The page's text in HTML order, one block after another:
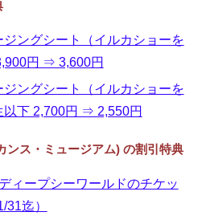
ングシート（イルカショーを
円 ⇒ 3,600円
ングシート（イルカショーを
下 2,700円 ⇒ 2,550円
ンス・ミュージアム) の割引特典
ィープシーワールドのチケッ
31迄）